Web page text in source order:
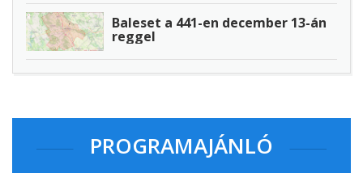
Baleset a 441-en december 13-án
reggel
PROGRAMAJÁNLÓ